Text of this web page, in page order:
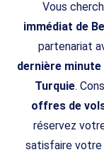
Vous
immédiat de
partenariat
dernière
Turquie.
offres de
réservez
satisfaire votre